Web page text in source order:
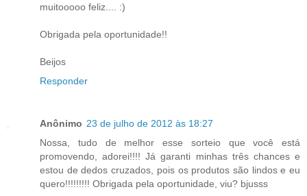
muitooooo feliz.... :)
Obrigada pela oportunidade!!
Beijos
Responder
Anônimo 23 de julho de 2012 às 18:27
Nossa, tudo de melhor esse sorteio que você está
promovendo, adorei!!!! Já garanti minhas três chances e
estou de dedos cruzados, pois os produtos são lindos e eu
quero!!!!!!!!! Obrigada pela oportunidade, viu? bjusss